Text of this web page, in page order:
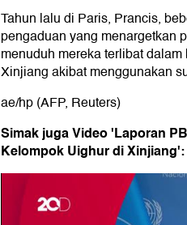
Tahun lalu di Paris, Prancis,
pengaduan yang menargetkan
menuduh mereka terlibat
Xinjiang akibat menggunakan
ae/hp (AFP, Reuters)
Simak juga Video 'Laporan
Kelompok Uighur di Xinjiang':